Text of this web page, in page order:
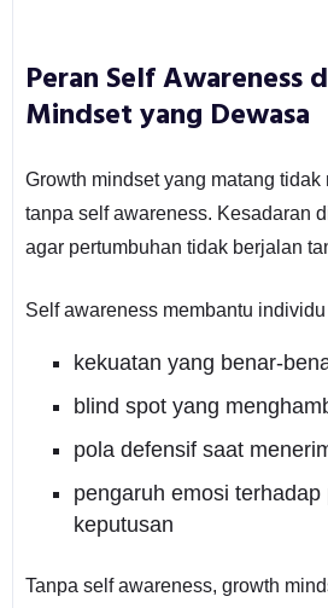
Peran Self Awareness
Mindset yang Dewasa
Growth mindset yang matang
tanpa self awareness. Kesadaran
agar pertumbuhan tidak berjalan
Self awareness membantu
kekuatan yang benar-
blind spot yang
pola defensif saat
pengaruh emosi terhadap
keputusan
Tanpa self awareness, growth